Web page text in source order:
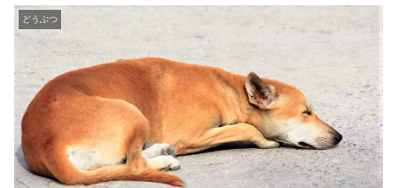
どうぶつ